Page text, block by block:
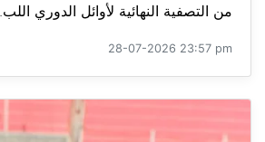
من التصفية النهائية لأوائل الدوري اللب...
28-07-2026 23:57 pm